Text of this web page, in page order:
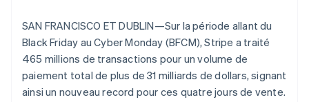
Stripe Sessions 2026
Découvrez comment Stripe construit l’infrastructure
Regarder la vidéo
SAN FRANCISCO ET DUBLIN—Sur la période allant du
Black Friday au Cyber Monday (BFCM), Stripe a traité
465 millions de transactions pour un volume de
paiement total de plus de 31 milliards de dollars, signant
ainsi un nouveau record pour ces quatre jours de vente.